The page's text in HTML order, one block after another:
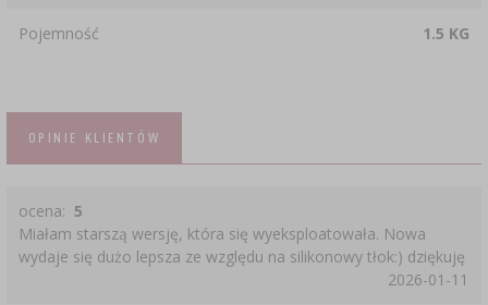
Pojemność 1.5 KG
OPINIE KLIENTÓW
ocena: 5
Miałam starszą wersję, która się wyeksploatowała. Nowa
wydaje się dużo lepsza ze względu na silikonowy tłok:) dziękuję
2026-01-11